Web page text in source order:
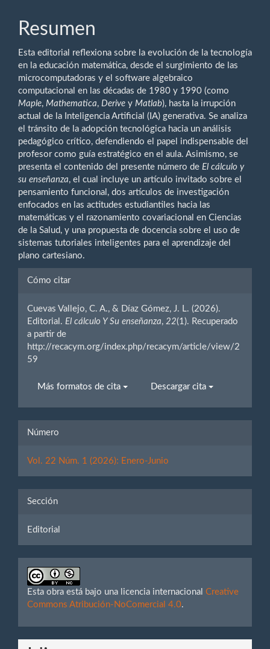
Resumen
Esta editorial reflexiona sobre la evolución de la tecnología
en la educación matemática, desde el surgimiento de las
microcomputadoras y el software algebraico
computacional en las décadas de 1980 y 1990 (como
Maple, Mathematica, Derive y Matlab), hasta la irrupción
actual de la Inteligencia Artificial (IA) generativa. Se analiza
el tránsito de la adopción tecnológica hacia un análisis
pedagógico crítico, defendiendo el papel indispensable del
profesor como guía estratégico en el aula. Asimismo, se
presenta el contenido del presente número de El cálculo y
su enseñanza, el cual incluye un artículo invitado sobre el
pensamiento funcional, dos artículos de investigación
enfocados en las actitudes estudiantiles hacia las
matemáticas y el razonamiento covariacional en Ciencias
de la Salud, y una propuesta de docencia sobre el uso de
sistemas tutoriales inteligentes para el aprendizaje del
plano cartesiano.
Detalles
artículo
Cómo citar
Cuevas Vallejo, C. A., & Díaz Gómez, J. L. (2026).
Editorial. El cálculo Y Su enseñanza, 22(1). Recuperado
a partir de
http://recacym.org/index.php/recacym/article/view/2
59
Más formatos de cita Descargar cita
Número
Vol. 22 Núm. 1 (2026): Enero-Junio
Sección
Editorial
Esta obra está bajo una licencia internacional Creative
Commons Atribución-NoComercial 4.0.